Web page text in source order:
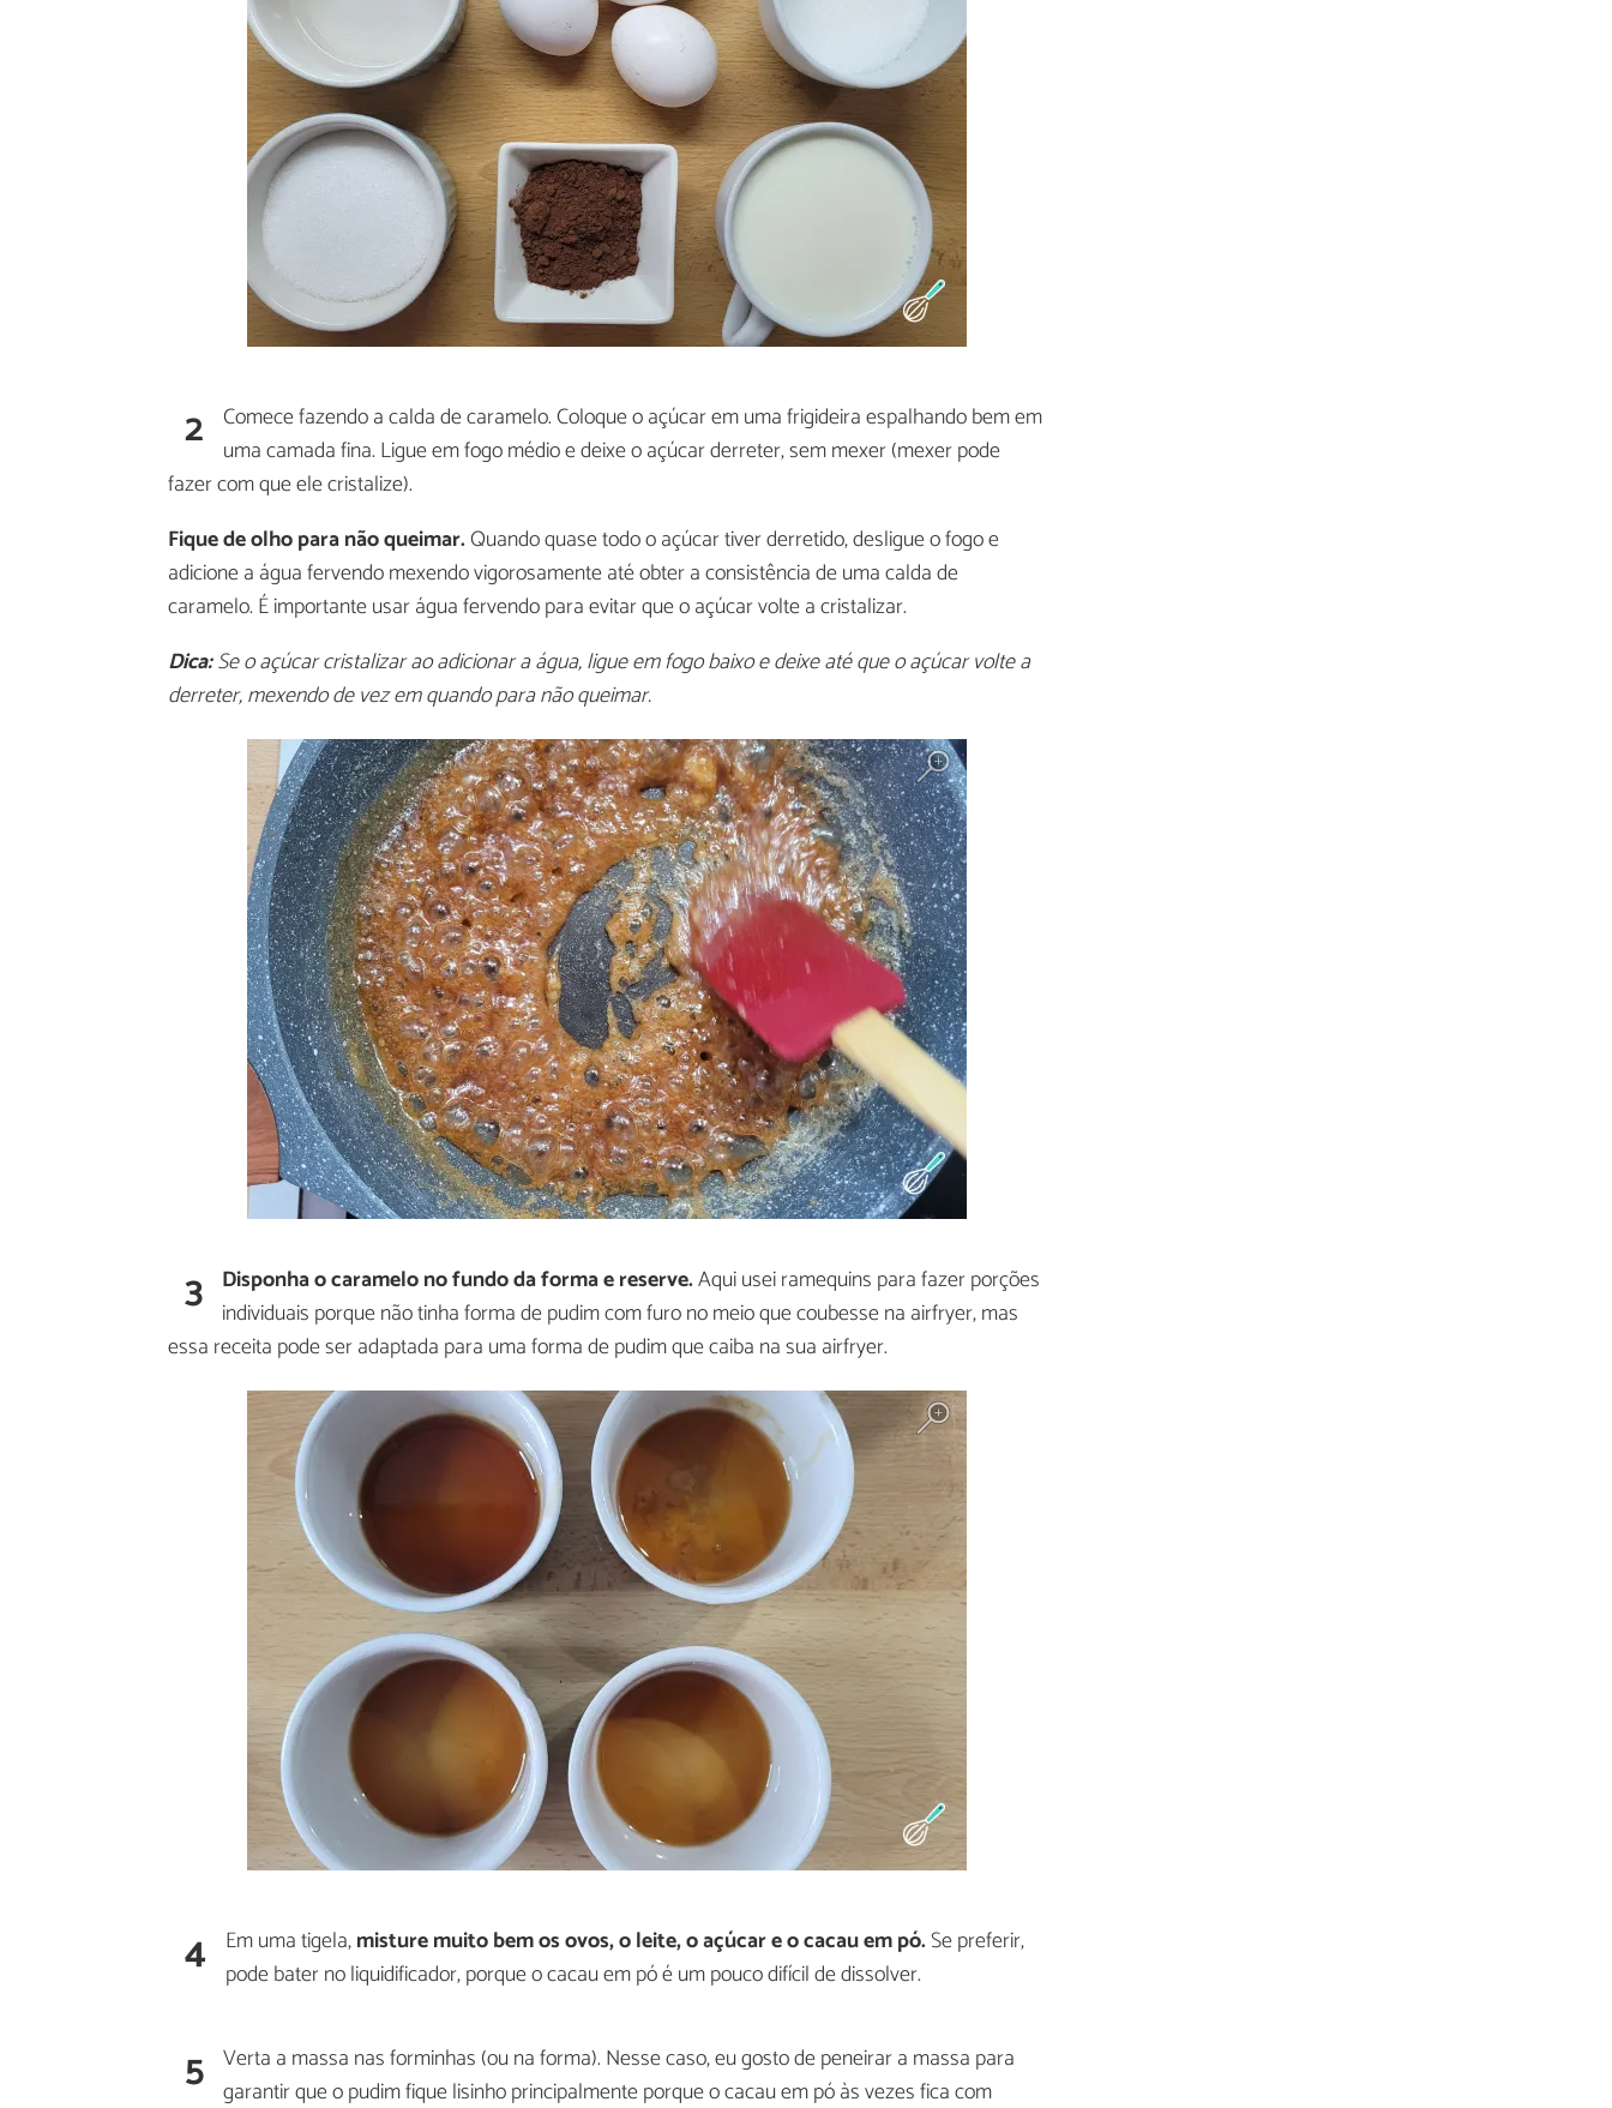
2 Comece fazendo a calda de caramelo. Coloque o açúcar em uma frigideira espalhando bem em
uma camada fina. Ligue em fogo médio e deixe o açúcar derreter, sem mexer (mexer pode
fazer com que ele cristalize).
Fique de olho para não queimar.Quando quase todo o açúcar tiver derretido, desligue o fogo e
adicione a água fervendo mexendo vigorosamente até obter a consistência de uma calda de
caramelo. É importante usar água fervendo para evitar que o açúcar volte a cristalizar.
Dica:Se o açúcar cristalizar ao adicionar a água, ligue em fogo baixo e deixe até que o açúcar volte a
derreter, mexendo de vez em quando para não queimar.
3 Disponha o caramelo no fundo da forma e reserve.Aqui usei ramequins para fazer porções
individuais porque não tinha forma de pudim com furo no meio que coubesse na airfryer, mas
essa receita pode ser adaptada para uma forma de pudim que caiba na sua airfryer.
4 Em uma tigela,misture muito bem os ovos, o leite, o açúcar e o cacau em pó.Se preferir,
pode bater no liquidificador, porque o cacau em pó é um pouco difícil de dissolver.
5 Verta a massa nas forminhas (ou na forma). Nesse caso, eu gosto de peneirar a massa para
garantir que o pudim fique lisinho principalmente porque o cacau em pó às vezes fica com